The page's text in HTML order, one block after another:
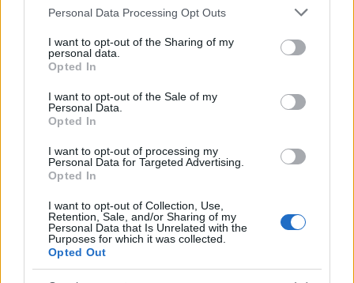
Please note that this website/app uses one or more Google
not limited to your visit or usage behaviour. You may click to
grant or deny consent to Google and its third-party tags to
use your data for below specified purposes in below Google
consent section.
Personal Data Processing Opt Outs
I want to opt-out of the Sharing of my
personal data.
Opted In
I want to opt-out of the Sale of my
Personal Data.
Opted In
I want to opt-out of processing my
Personal Data for Targeted Advertising.
Opted In
I want to opt-out of Collection, Use,
Retention, Sale, and/or Sharing of my
Personal Data that Is Unrelated with the
Purposes for which it was collected.
Opted Out
Πιο σχολιασμένα
Marfin: Η 46χρονη πήρε προθεσμία για
να απολογηθεί την Τρίτη – «Είναι αθώα,
συμμετείχε στη διαδήλωση όπως και
100.000 άτομα»
Βγήκαν ξανά τα μαχαίρια στην Ελπίδα
για τη Δημοκρατία: «Καρυστιανού,
Γρατσία και Γαλανός μετέτρεψαν το
κίνημα σε φοβικό αρχηγικό κόμμα»
Απίστευτο κι όμως αληθινό -
Aναστέλλονται τα τακτικά ραντεβού του
αγγειοχειρουργού του νοσοκομείου
Χανίων επειδή κλάπηκε το μηχανάκι του
γιατρού
71 Σούπερ μάρκετ: Νέες μειώσεις τιμών –
916 προϊόντα στην εθνική πρωτοβουλία,